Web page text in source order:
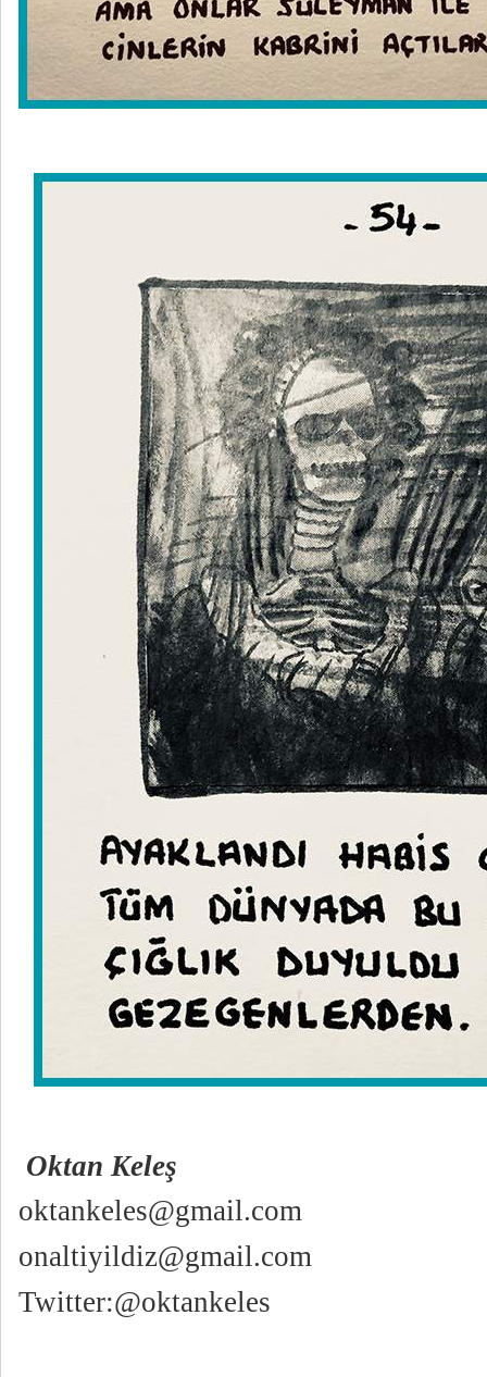
Oktan Keleş
oktankeles@gmail.com
onaltiyildiz@gmail.com
Twitter:@oktankeles